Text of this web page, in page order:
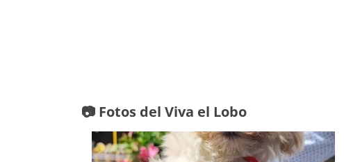
📷 Fotos del Viva el Lobo